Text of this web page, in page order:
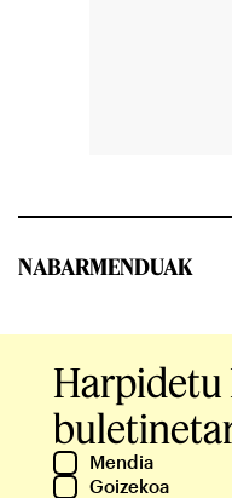
NABARMENDUAK
Harpidetu
Mendia
Goizekoa